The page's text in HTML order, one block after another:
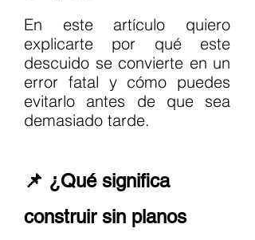
En este artículo quiero
explicarte por qué este
descuido se convierte en un
error fatal y cómo puedes
evitarlo antes de que sea
demasiado tarde.
📌 ¿Qué significa
construir sin planos